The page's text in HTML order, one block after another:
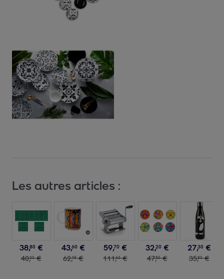
Les autres articles :
38,80 €
40,00 €
43,60 €
62,48 €
59,70 €
111,60 €
32,20 €
47,80 €
27,30 €
35,80 €